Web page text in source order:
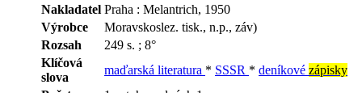
Nakladatel Praha : Melantrich, 1950
Výrobce
Moravskoslez. tisk., n.p., záv)
Rozsah
249 s. ; 8°
Klíčová
slova
maďarská literatura * SSSR * deníkové zápisky